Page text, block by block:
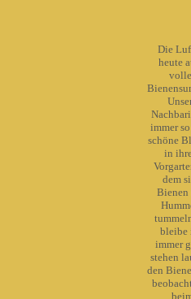
Die
heute
immer
schöne
in
dem
Bienen
bleibe
immer
stehen
den